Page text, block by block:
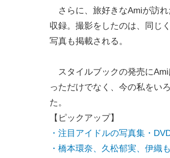
さらに、旅好きなAmiが訪れ
収録。撮影をしたのは、同じ
写真も掲載される。
スタイルブックの発売にAmi
っただけでなく、今の私をい
た。
【ピックアップ】
・注目アイドルの写真集・
・橋本環奈、久松郁実、伊